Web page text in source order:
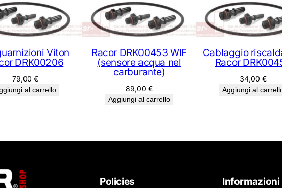
Viton
DRK00206
79,00€
al carrello
Racor DRK00453 WIF
(sensore acqua nel
carburante)
89,00 €
Aggiungi al carrello
Cablaggio
Racor
34,00 €
Aggiungi al
Policies Informazioni